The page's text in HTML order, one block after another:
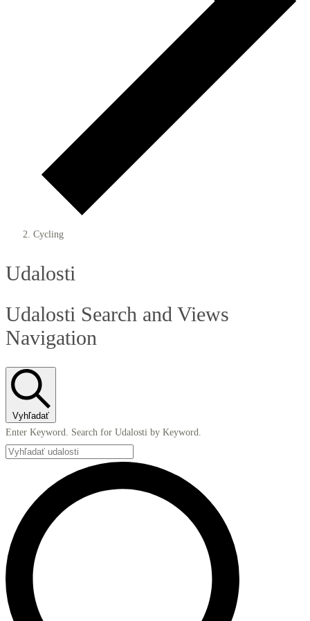
Cycling
Udalosti
Udalosti Search and Views
Navigation
Vyhľadať
Enter Keyword. Search for Udalosti by Keyword.